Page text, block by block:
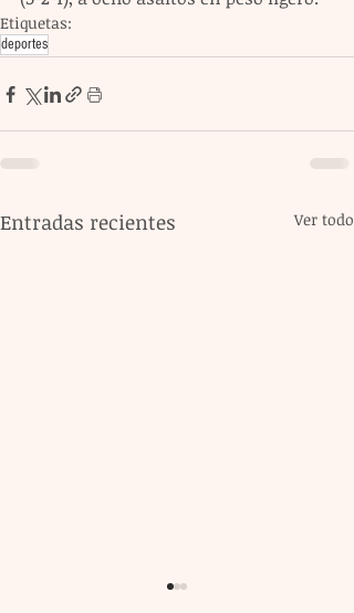
Etiquetas:
deportes
Entradas recientes Ver todo